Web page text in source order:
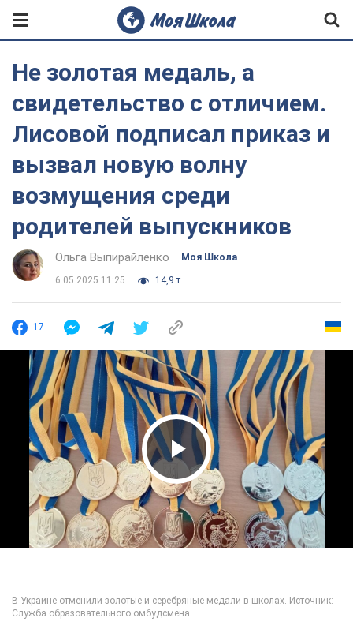
Не золотая медаль, а
свидетельство с отличием.
Лисовой подписал приказ и
вызвал новую волну
возмущения среди
родителей выпускников
Ольга Выпирайленко Моя Школа
6.05.2025 11:25 14,9 т.
17
Play Video